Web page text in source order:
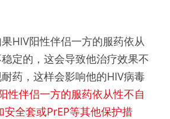
HIV阳性伴侣一方的服药依从
定的，这会导致他治疗效果不
药，这样会影响他的HIV病毒
性伴侣一方的服药依从性不自
全套或PrEP等其他保护措